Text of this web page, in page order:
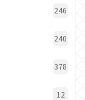
246
240
378
12